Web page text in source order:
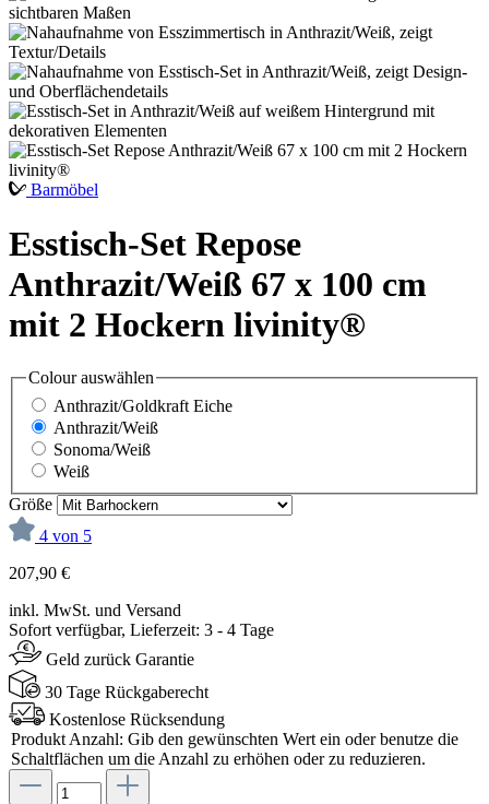
Barmöbel
Esstisch-Set Repose
Anthrazit/Weiß 67 x 100 cm
mit 2 Hockern livinity®
Colourauswählen
Anthrazit/Goldkraft Eiche
Anthrazit/Weiß
Sonoma/Weiß
Weiß
Größe
4 von 5
207,90 €
inkl. MwSt. und Versand
Sofort verfügbar, Lieferzeit: 3 - 4 Tage
Geld zurück Garantie
30 Tage Rückgaberecht
Kostenlose Rücksendung
Produkt Anzahl: Gib den gewünschten Wert ein oder benutze die
Schaltflächen um die Anzahl zu erhöhen oder zu reduzieren.